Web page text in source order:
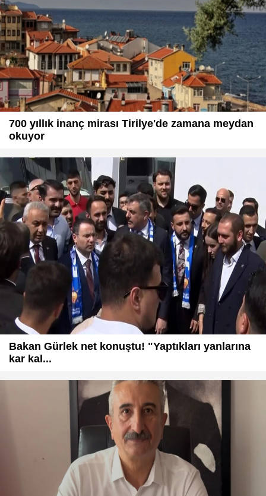
700 yıllık inanç mirası Tirilye'de zamana meydan
okuyor
Bakan Gürlek net konuştu! "Yaptıkları yanlarına
kar kal...